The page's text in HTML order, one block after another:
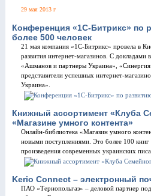
29 мая 2013 г
Конференция «1С-Битрикс» по
более 500 человек
21 мая компания «1С-Битрикс» провела в
развития интернет-магазинов. С
«Ашманов и партнеры Украина»,
представители успешных интернет-
Украина».
Книжный ассортимент «Клуба
«Магазине умного контента»
Онлайн-библиотека «Магазин умного
новыми поступлениями. Это более 100
произведения современных украинских
Kerio Connect – электронный
ПАО «Тернопольгаз» – деловой партнер